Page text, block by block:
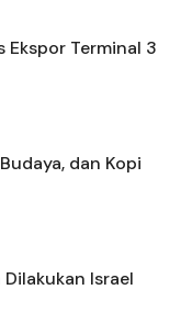
Ekspor Terminal 3
dan Kopi
Israel